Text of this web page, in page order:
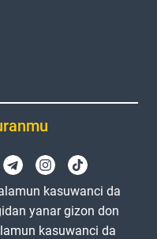
kasuwanci da
yanar gizon don
kasuwanci da